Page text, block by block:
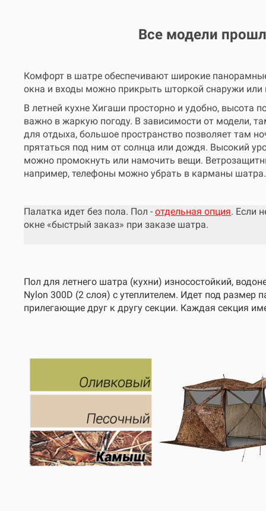
Все модели
Комфорт в шатре обеспечивают широкие
окна и входы можно прикрыть шторкой снаружи или
В летней кухне Хигаши просторно и удобно, высота
важно в жаркую погоду. В зависимости от модели,
для отдыха, большое пространство позволяет там
прятаться под ним от солнца или дождя. Высокий
можно промокнуть или намочить вещи.
например, телефоны можно убрать в карманы шатра.
Палатка идет без пола. Пол - отдельная опция. Если
окне «быстрый заказ» при заказе шатра.
Пол для летнего шатра (кухни) износостойкий,
Nylon 300D (2 слоя) с утеплителем. Идет под
прилегающие друг к другу секции. Каждая секция